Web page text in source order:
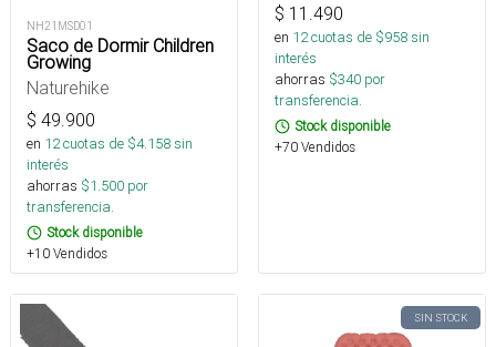
NH21MSD01
Saco de Dormir Children
Growing
Naturehike
$ 49.900
en 12cuotas de $4.158sin
interés
ahorras $1.500 por
transferencia.
Stock disponible
+10 Vendidos
$ 11.490
en 12cuotas de $958sin
interés
ahorras $340 por
transferencia.
Stock disponible
+70 Vendidos
SIN STOCK